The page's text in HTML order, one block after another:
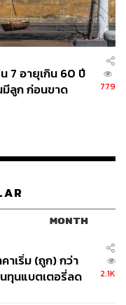
7 อายุเกิน 60 ปี
ลูก ก่อนขาด
779
MONTH
าเริ่ม (ถูก) กว่า
ทุนแบตเตอรี่ลด
2.1K